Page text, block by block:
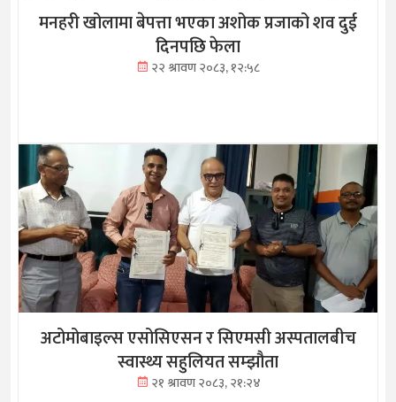
मनहरी खोलामा बेपत्ता भएका अशोक प्रजाको शव दुई
दिनपछि फेला
२२ श्रावण २०८३, १२:५८
अटोमोबाइल्स एसोसिएसन र सिएमसी अस्पतालबीच
स्वास्थ्य सहुलियत सम्झौता
२१ श्रावण २०८३, २१:२४